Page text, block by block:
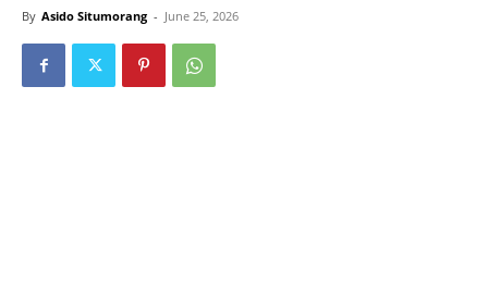
By Asido Situmorang - June 25, 2026